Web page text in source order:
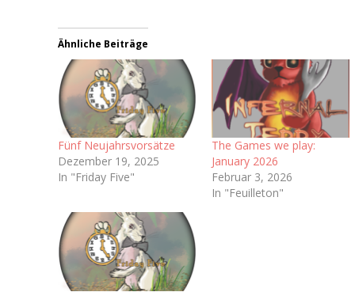
Ähnliche Beiträge
Fünf Neujahrsvorsätze
Dezember 19, 2025
In "Friday Five"
The Games we play:
January 2026
Februar 3, 2026
In "Feuilleton"